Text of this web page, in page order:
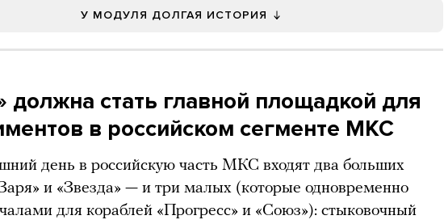
У МОДУЛЯ ДОЛГАЯ ИСТОРИЯ
должна стать главной площадкой для
в российском сегменте МКС
день в российскую часть МКС входят два больших
и «Звезда» — и три малых (которые одновременно
для кораблей «Прогресс» и «Союз»): стыковочный